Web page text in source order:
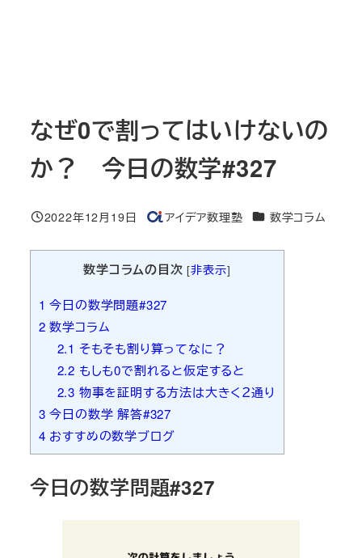
なぜ0で割ってはいけないの
か？ 今日の数学#327
投稿日
2022年12月19日
著
アイデア数理塾 カテゴリー
数学コラム
数学コラムの目次 [非表示]
1 今日の数学問題#327
2 数学コラム
2.1 そもそも割り算ってなに？
2.2 もしも0で割れると仮定すると
2.3 物事を証明する方法は大きく２通り
3 今日の数学 解答#327
4 おすすめの数学ブログ
今日の数学問題#327